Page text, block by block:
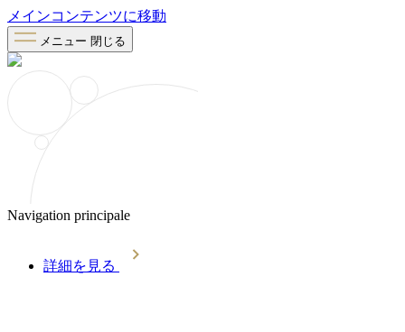
メインコンテンツに移動
メニュー 閉じる
Navigation principale
詳細を見る